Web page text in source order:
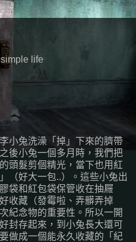
life
小兔洗澡「掉」下來的臍帶
後小兔一個多月時，我們把
頭髮剪個精光，當下也用紅
（好大一包..）。這些小兔出
袋和紅包袋保管收在抽屜
收藏（發霉啦、弄髒弄掉
紀念物的重要性。所以一開
封存起來，到小兔長大還可
做成一個能永久收藏的「紀